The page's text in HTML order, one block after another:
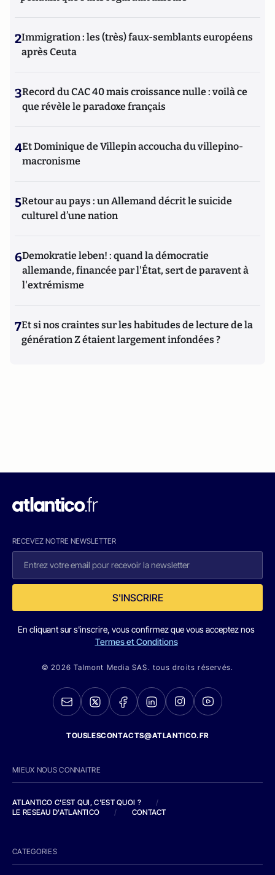
2Immigration : les (très) faux-semblants européens
après Ceuta
3Record du CAC 40 mais croissance nulle : voilà ce
que révèle le paradoxe français
4Et Dominique de Villepin accoucha du villepino-
macronisme
5Retour au pays : un Allemand décrit le suicide
culturel d’une nation
6Demokratie leben! : quand la démocratie
allemande, financée par l'État, sert de paravent à
l'extrémisme
7Et si nos craintes sur les habitudes de lecture de la
génération Z étaient largement infondées ?
RECEVEZ NOTRE NEWSLETTER
S'INSCRIRE
En cliquant sur s'inscrire, vous confirmez que vous acceptez nos
Termes et Conditions
© 2026 Talmont Media SAS. tous droits réservés.
TOUSLESCONTACTS@ATLANTICO.FR
MIEUX NOUS CONNAITRE
ATLANTICO C'EST QUI, C'EST QUOI ?
/
LE RESEAU D'ATLANTICO
/ CONTACT
CATEGORIES